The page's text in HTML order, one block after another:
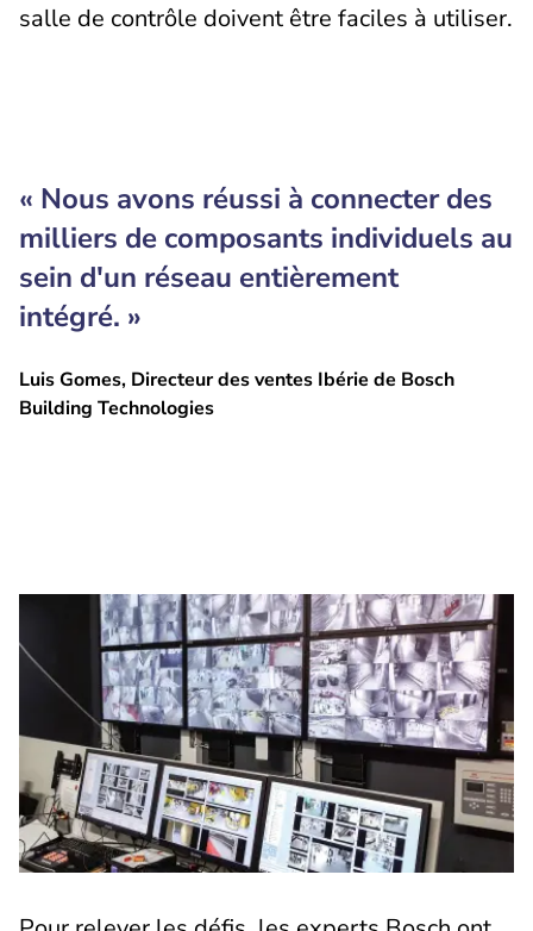
salle de contrôle doivent être faciles à utiliser.
« Nous avons réussi à connecter des
milliers de composants individuels au
sein d'un réseau entièrement
intégré. »
Luis Gomes, Directeur des ventes Ibérie de Bosch
Building Technologies